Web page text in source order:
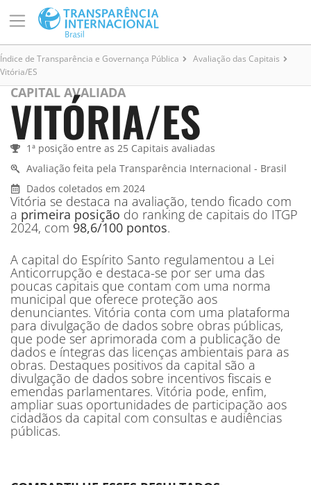
Índice de Transparência e Governança Pública
Avaliação das Capitais
Vitória/ES
CAPITAL AVALIADA
VITÓRIA/ES
1ª posição entre as 25 Capitais avaliadas
Avaliação feita pela Transparência Internacional - Brasil
Dados coletados em 2024
Vitória se destaca na avaliação, tendo ficado com
a primeira posição do ranking de capitais do ITGP
2024, com 98,6/100 pontos.
A capital do Espírito Santo regulamentou a Lei
Anticorrupção e destaca-se por ser uma das
poucas capitais que contam com uma norma
municipal que oferece proteção aos
denunciantes. Vitória conta com uma plataforma
para divulgação de dados sobre obras públicas,
que pode ser aprimorada com a publicação de
dados e íntegras das licenças ambientais para as
obras. Destaques positivos da capital são a
divulgação de dados sobre incentivos fiscais e
emendas parlamentares. Vitória pode, enfim,
ampliar suas oportunidades de participação aos
cidadãos da capital com consultas e audiências
públicas.